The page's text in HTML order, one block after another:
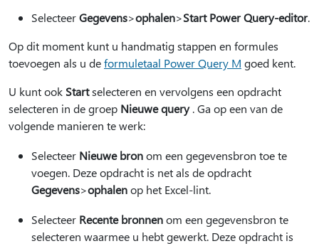
SelecteerGegevens>ophalen>Start Power Query-editor.
Op dit moment kunt u handmatig stappen en formules
toevoegen als u deformuletaal Power Query M goed kent.
U kunt ook Startselecteren en vervolgens een opdracht
selecteren in de groep Nieuwe query. Ga op een van de
volgende manieren te werk:
Selecteer Nieuwe bronom een gegevensbron toe te
voegen. Deze opdracht is net als de opdracht
Gegevens>ophalenop het Excel-lint.
Selecteer Recente bronnenom een gegevensbron te
selecteren waarmee u hebt gewerkt. Deze opdracht is